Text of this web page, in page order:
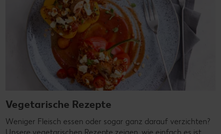
Vegetarische Rezepte
Weniger Fleisch essen oder sogar ganz darauf verzichten?